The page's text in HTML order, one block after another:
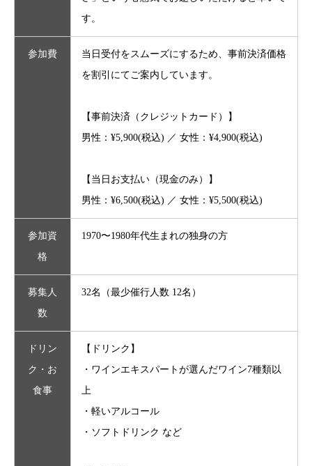
す。
参加費
当日受付をスムーズにするため、事前決済価格
を割引にてご案内しています。
【事前決済（クレジットカード）】
男性： ¥5,900(税込) ／ 女性： ¥4,900(税込)
【当日お支払い（現金のみ）】
男性： ¥6,500(税込) ／ 女性： ¥5,500(税込)
参加資
格
1970〜1980年代生まれの独身の方
募集人
数
32名（最少催行人数 12名）
ドリン
ク・お
食事
【ドリンク】
・ワインエキスパートが選んだワイン7種類以
上
・軽いアルコール
・ソフトドリンク など